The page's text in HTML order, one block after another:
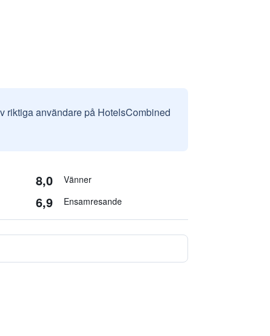
riktiga användare på HotelsCombined
8,0 Vänner
6,9 Ensamresande